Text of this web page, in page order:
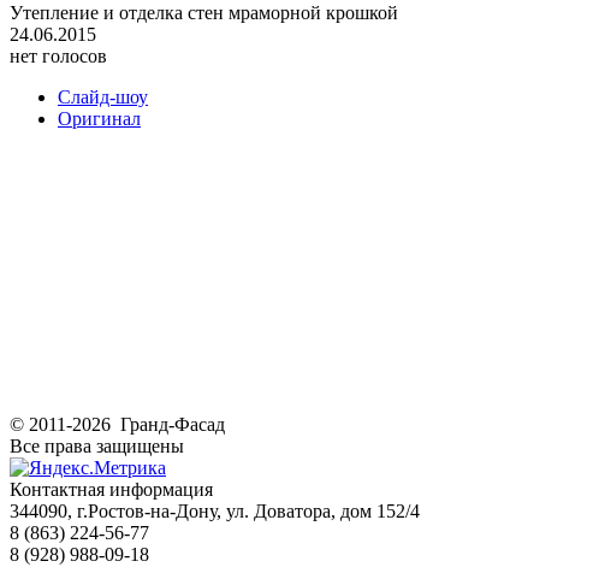
Утепление и отделка стен мраморной крошкой
24.06.2015
нет голосов
Слайд-шоу
Оригинал
© 2011-2026 Гранд-Фасад
Все права защищены
Контактная информация
344090, г.Ростов-на-Дону, ул. Доватора, дом 152/4
8 (863) 224-56-77
8 (928) 988-09-18